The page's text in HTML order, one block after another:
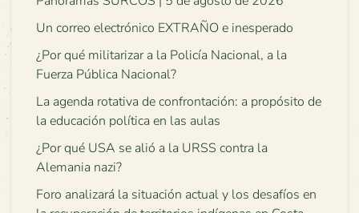
Un correo electrónico EXTRAÑO e inesperado
¿Por qué militarizar a la Policía Nacional, a la
Fuerza Pública Nacional?
La agenda rotativa de confrontación: a propósito de
la educación política en las aulas
¿Por qué USA se alió a la URSS contra la
Alemania nazi?
Foro analizará la situación actual y los desafíos en